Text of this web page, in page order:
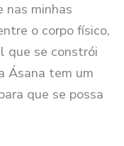
nas minhas
o corpo físico,
que se constrói
Ásana tem um
que se possa